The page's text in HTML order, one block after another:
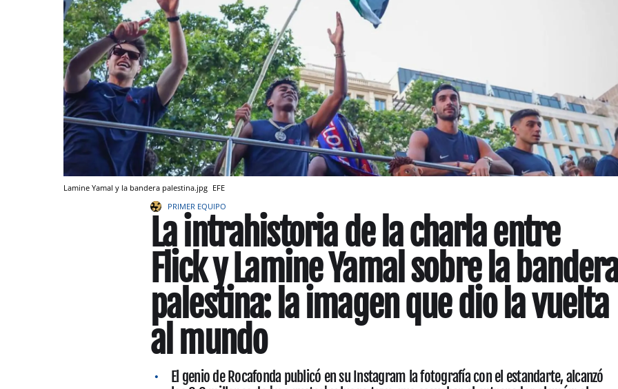
Lamine Yamal y la bandera palestina.jpg EFE
PRIMER EQUIPO
La intrahistoria de la charla entre
Flick y Lamine Yamal sobre la
palestina: la imagen que dio la vuelta
al mundo
El genio de Rocafonda publicó en su Instagram la fotografía con el estandarte, alcanzó